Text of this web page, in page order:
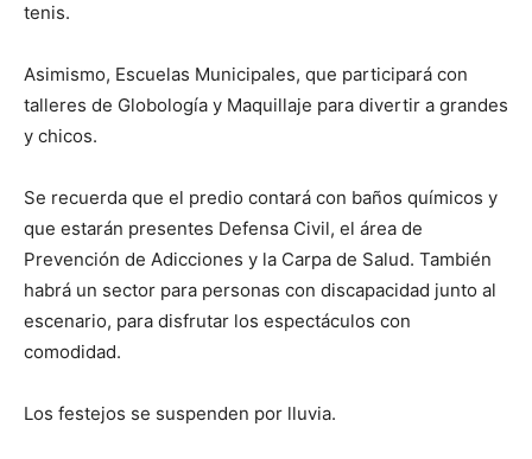
tenis.
Asimismo, Escuelas Municipales, que participará con
talleres de Globología y Maquillaje para divertir a grandes
y chicos.
Se recuerda que el predio contará con baños químicos y
que estarán presentes Defensa Civil, el área de
Prevención de Adicciones y la Carpa de Salud. También
habrá un sector para personas con discapacidad junto al
escenario, para disfrutar los espectáculos con
comodidad.
Los festejos se suspenden por lluvia.